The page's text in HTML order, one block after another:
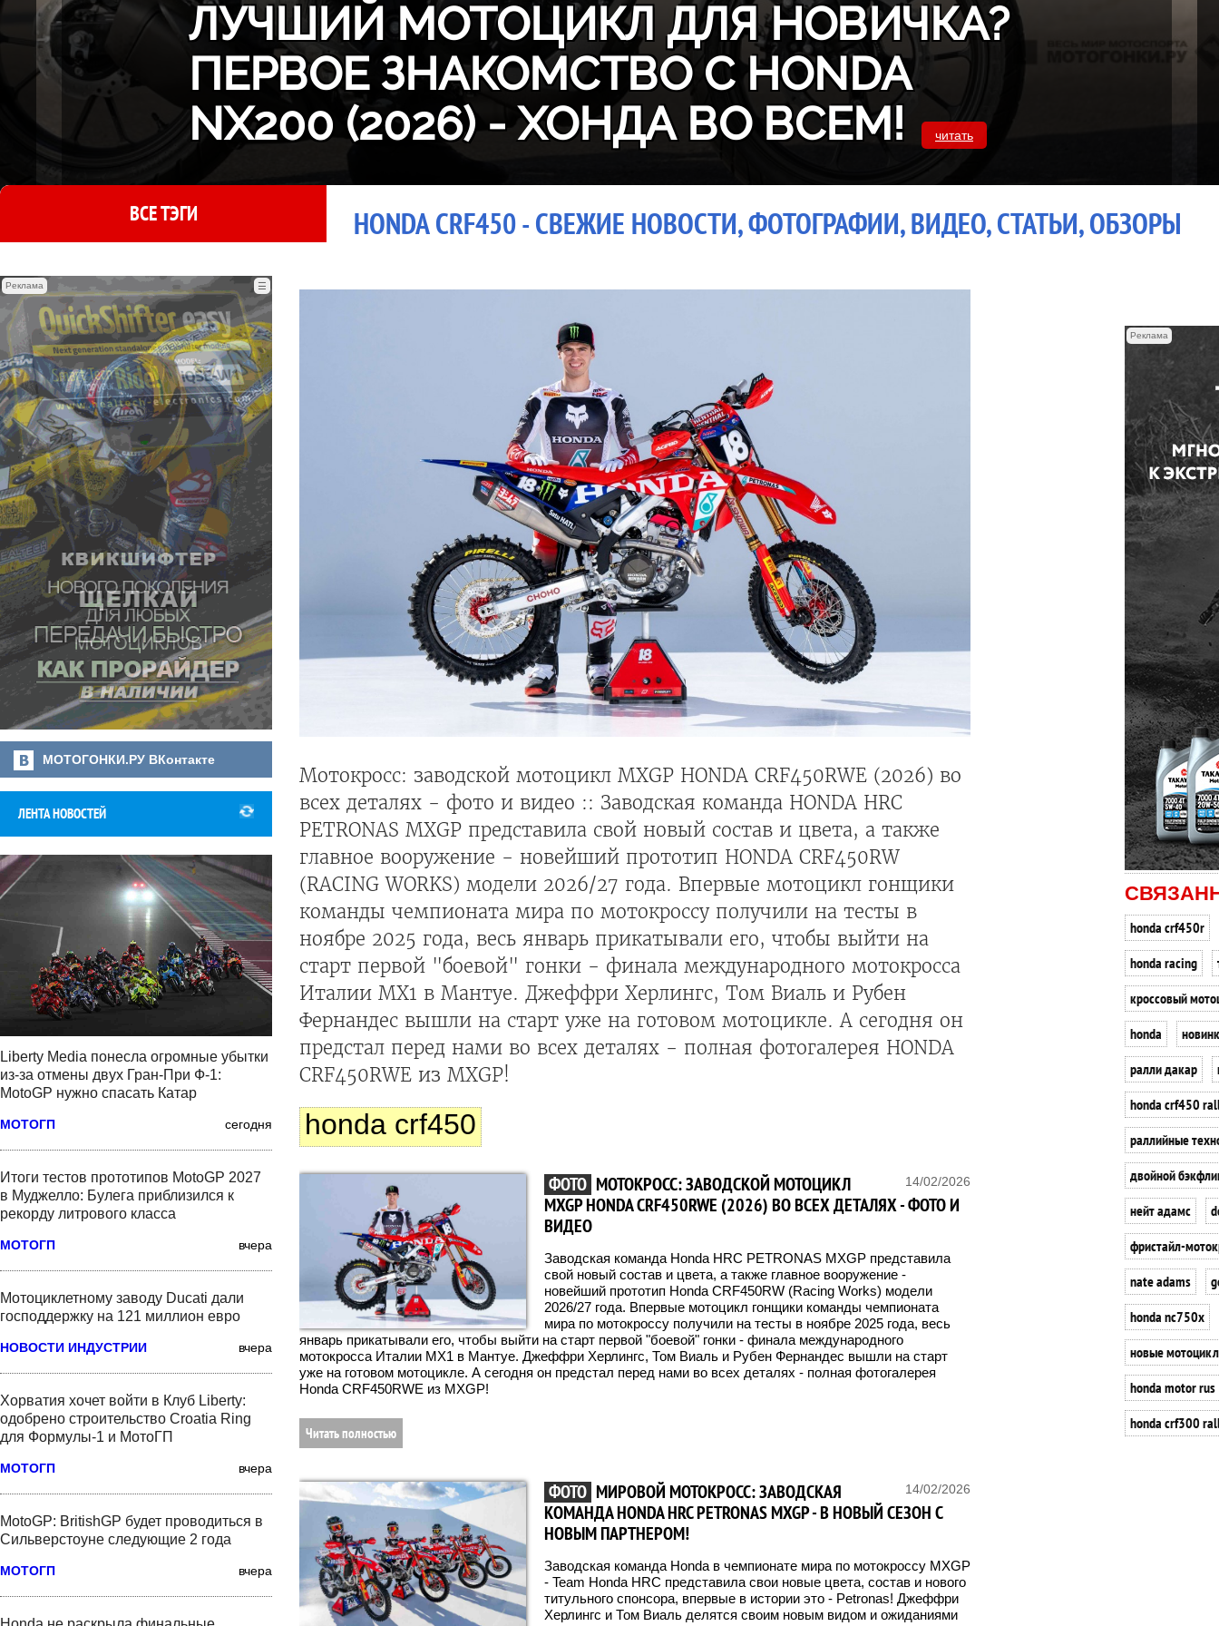
ЛУЧШИЙ МОТОЦИКЛ ДЛЯ НОВИЧКА?
ПЕРВОЕ ЗНАКОМСТВО С HONDA
NX200 (2026) - ХОНДА ВО ВСЕМ!
читать
ВСЕ ТЭГИ HONDA CRF450 - СВЕЖИЕ НОВОСТИ, ФОТОГРАФИИ, ВИДЕО, СТАТЬИ, ОБЗОРЫ
Реклама ☰
МОТОГОНКИ.РУ ВКонтакте
ЛЕНТА НОВОСТЕЙ
Liberty Media понесла огромные убытки
из-за отмены двух Гран-При Ф-1:
MotoGP нужно спасать Катар
МОТОГП сегодня
Итоги тестов прототипов MotoGP 2027
в Муджелло: Булега приблизился к
рекорду литрового класса
МОТОГП вчера
Мотоциклетному заводу Ducati дали
господдержку на 121 миллион евро
НОВОСТИ ИНДУСТРИИ вчера
Хорватия хочет войти в Клуб Liberty:
одобрено строительство Croatia Ring
для Формулы-1 и МотоГП
МОТОГП вчера
MotoGP: BritishGP будет проводиться в
Сильверстоуне следующие 2 года
МОТОГП вчера
Мотокросс: заводской мотоцикл MXGP HONDA CRF450RWE (2026) во
всех деталях - фото и видео :: Заводская команда HONDA HRC
PETRONAS MXGP представила свой новый состав и цвета, а также
главное вооружение - новейший прототип HONDA CRF450RW
(RACING WORKS) модели 2026/27 года. Впервые мотоцикл гонщики
команды чемпионата мира по мотокроссу получили на тесты в
ноябре 2025 года, весь январь прикатывали его, чтобы выйти на
старт первой "боевой" гонки - финала международного мотокросса
Италии MX1 в Мантуе. Джеффри Херлингс, Том Виаль и Рубен
Фернандес вышли на старт уже на готовом мотоцикле. А сегодня он
предстал перед нами во всех деталях - полная фотогалерея HONDA
CRF450RWE из MXGP!
honda crf450
ФОТО 14/02/2026
МОТОКРОСС: ЗАВОДСКОЙ МОТОЦИКЛ
MXGP HONDA CRF450RWE (2026) ВО ВСЕХ ДЕТАЛЯХ - ФОТО И
ВИДЕО
Заводская команда Honda HRC PETRONAS MXGP представила
свой новый состав и цвета, а также главное вооружение -
новейший прототип Honda CRF450RW (Racing Works) модели
2026/27 года. Впервые мотоцикл гонщики команды чемпионата
мира по мотокроссу получили на тесты в ноябре 2025 года, весь
январь прикатывали его, чтобы выйти на старт первой "боевой" гонки - финала международного
мотокросса Италии MX1 в Мантуе. Джеффри Херлингс, Том Виаль и Рубен Фернандес вышли на старт
уже на готовом мотоцикле. А сегодня он предстал перед нами во всех деталях - полная фотогалерея
Honda CRF450RWE из MXGP!
Читать полностью
ФОТО 14/02/2026
МИРОВОЙ МОТОКРОСС: ЗАВОДСКАЯ
КОМАНДА HONDA HRC PETRONAS MXGP - В НОВЫЙ СЕЗОН С
НОВЫМ ПАРТНЕРОМ!
Заводская команда Honda в чемпионате мира по мотокроссу MXGP
- Team Honda HRC представила свои новые цвета, состав и нового
титульного спонсора, впервые в истории это - Petronas! Джеффри
Херлингс и Том Виаль делятся своим новым видом и ожиданиями
Реклама
honda crf450r
honda racing
кроссовый
honda
ралли дакар
honda crf450
раллийные
двойной
нейт адамс
фристайл-
nate adams
honda nc750x
новые
honda motor rus
honda crf300